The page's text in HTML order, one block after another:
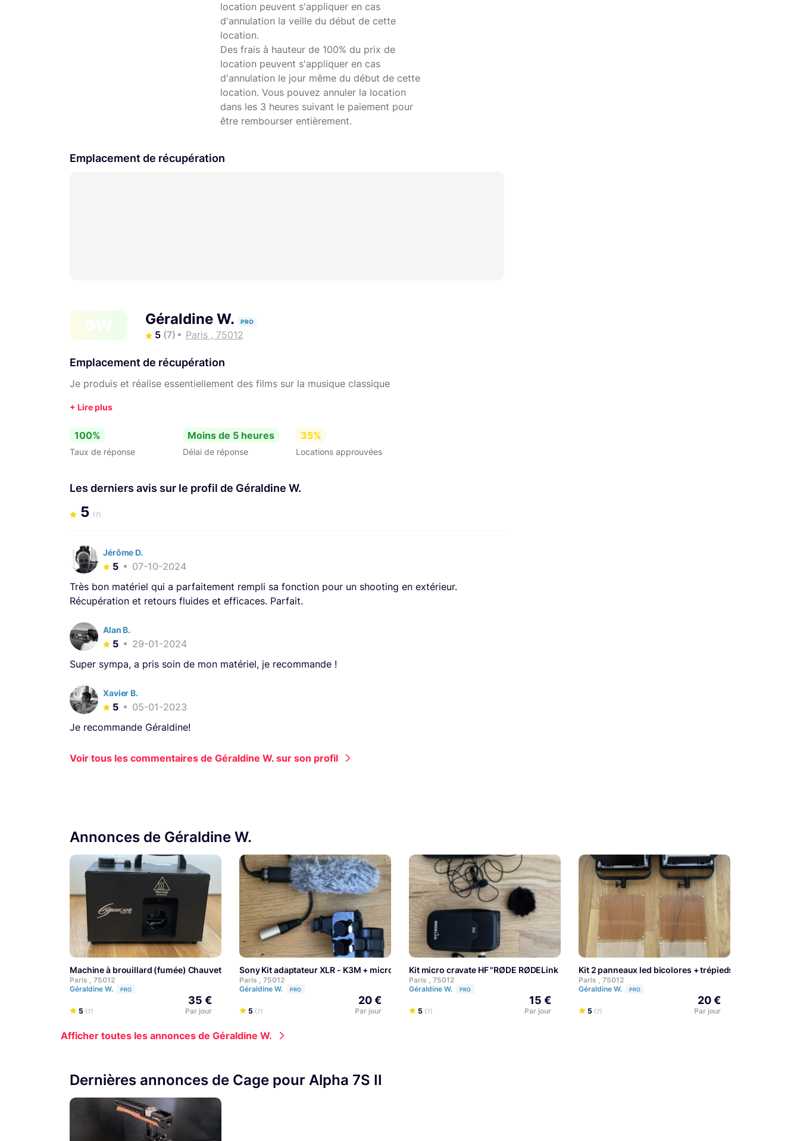
location peuvent s'appliquer en cas
d'annulation la veille du début de cette
location.
Des frais à hauteur de 100% du prix de
location peuvent s'appliquer en cas
d'annulation le jour même du début de cette
location. Vous pouvez annuler la location
dans les 3 heures suivant le paiement pour
être rembourser entièrement.
Emplacement de récupération
Géraldine W. PRO
5 (7) Paris , 75012
Emplacement de récupération
Je produis et réalise essentiellement des films sur la musique classique
100%
Taux de réponse
Moins de 5 heures
Délai de réponse
35%
Locations approuvées
Les derniers avis sur le profil de Géraldine W.
5 (7)
Jérôme D.
5
07-10-2024
Très bon matériel qui a parfaitement rempli sa fonction pour un shooting en extérieur.
Récupération et retours fluides et efficaces. Parfait.
Alan B.
5
29-01-2024
Super sympa, a pris soin de mon matériel, je recommande !
Xavier B.
5
05-01-2023
Je recommande Géraldine!
Voir tous les commentaires de Géraldine W. sur son profil
Annonces de Géraldine W.
Machine à brouillard (fumée) Chauvet Hurricane Haze 1DX
Paris , 75012
Géraldine W.
PRO
5 (7)
35 €
Par jour
Sony Kit adaptateur XLR - K3M + micro
Paris , 75012
Géraldine W.
PRO
5 (7)
20 €
Par jour
Kit micro cravate HF "RØDE RØDELink Filmmaker"
Paris , 75012
Géraldine W.
PRO
5 (7)
15 €
Par jour
Kit 2 panneaux led bicolores + trépieds
Paris , 75012
Géraldine W.
PRO
5 (7)
20 €
Par jour
Afficher toutes les annonces de Géraldine W.
Dernières annonces de Cage pour Alpha 7S II